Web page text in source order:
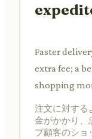
Faster
extra fee; a
shopping
注文に対する
金がかかり、
プ顧客のショ